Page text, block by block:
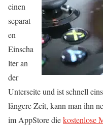
einen
separat
en
Einscha
lter an
der
Unterseite und ist schnell
längere Zeit, kann man ihn
im AppStore diekostenlose